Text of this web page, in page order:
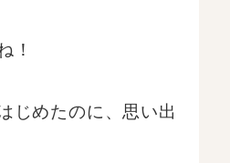
！
じめたのに、思い出